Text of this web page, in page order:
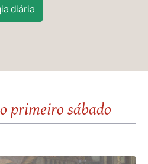
diária
primeiro sábado